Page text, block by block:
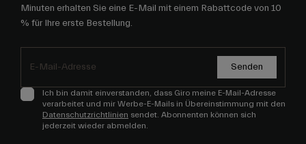
Minuten erhalten Sie eine E-Mail mit einem Rabattcode von 10
% für Ihre erste Bestellung.
Senden
Ich bin damit einverstanden, dass Giro meine E-Mail-Adresse
verarbeitet und mir Werbe-E-Mails in Übereinstimmung mit den
Datenschutzrichtlinien sendet. Abonnenten können sich
jederzeit wieder abmelden.